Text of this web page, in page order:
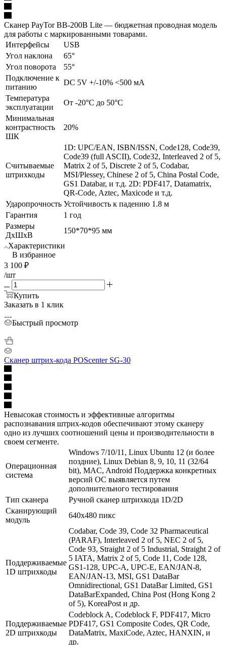
Сканер PayTor BB-200B Lite — бюджетная проводная модель
для работы с маркированными товарами.
Интерфейсы
USB
Угол наклона
65°
Угол поворота
55°
Подключение к
питанию
DC 5V +/-10% <500 мА
Температура
эксплуатации
От -20°C до 50°C
Минимальная
контрастность
ШК
20%
Считываемые
штрихкоды
1D: UPC/EAN, ISBN/ISSN, Code128, Code39,
Code39 (full ASCII), Code32, Interleaved 2 of 5,
Matrix 2 of 5, Discrete 2 of 5, Codabar,
MSI/Plessey, Chinese 2 of 5, China Postal Code,
GS1 Databar, и т.д. 2D: PDF417, Datamatrix,
QR-Code, Aztec, Maxicode и т.д.
Ударопрочность Устойчивость к падению 1.8 м
Гарантия
1 год
Размеры
ДхШхВ
150*70*95 мм
Характеристики
В избранное
3 100 ₽
/шт
Купить
Заказать в 1 клик
Быстрый просмотр
Сканер штрих-кода POScenter SG-30
Невысокая стоимость и эффективные алгоритмы
распознавания штрих-кодов обеспечивают этому сканеру
одно из лучших соотношений цены и производительности в
своем сегменте.
Операционная
система
Windows 7/10/11, Linux Ubuntu 12 (и более
поздние), Linux Debian 8, 9, 10, 11 (32/64
bit), MAC, Android Поддержка конкретных
версий ОС выявляется путем
дополнительного тестирования
Тип сканера
Ручной сканер штрихкода 1D/2D
Сканирующий
модуль
640х480 пикс
Поддерживаемые
1D штрихкоды
Codabar, Code 39, Code 32 Pharmaceutical
(PARAF), Interleaved 2 of 5, NEC 2 of 5,
Code 93, Straight 2 of 5 Industrial, Straight 2 of
5 IATA, Matrix 2 of 5, Code 11, Code 128,
GS1-128, UPC-A, UPC-E, EAN/JAN-8,
EAN/JAN-13, MSI, GS1 DataBar
Omnidirectional, GS1 DataBar Limited, GS1
DataBarExpanded, China Post (Hong Kong 2
of 5), KoreaPost и др.
Поддерживаемые
2D штрихкоды
Codeblock A, Codeblock F, PDF417, Micro
PDF417, GS1 Composite Codes, QR Code,
DataMatrix, MaxiCode, Aztec, HANXIN, и
др.